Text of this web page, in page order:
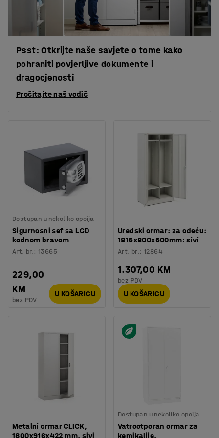
Psst: Otkrijte naše savjete o tome kako
pohraniti povjerljive dokumente i
dragocjenosti
Pročitajte naš vodič
Dostupan u nekoliko opcija
Sigurnosni sef sa LCD
kodnom bravom
Art. br.:13665
229,00
KM
bez PDV
U KOŠARICU
Uredski ormar: za odeću:
1815x800x500mm: sivi
Art. br.:12864
1.307,00 KM
bez PDV
U KOŠARICU
Metalni ormar CLICK,
1800x916x422 mm, sivi
Dostupan u nekoliko opcija
Vatrootporan ormar za
kemikalije,